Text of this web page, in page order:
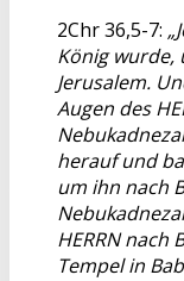
2Chr 36,5-7:
König wurde,
Jerusalem.
Augen des
herauf und
um ihn nach
HERRN nach
Tempel in